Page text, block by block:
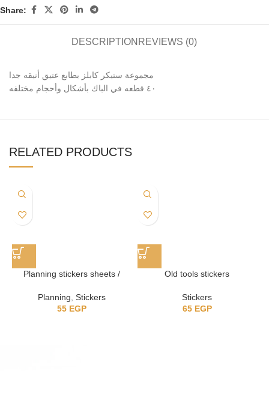
Share:
DESCRIPTION REVIEWS (0)
مجموعة ستيكر كابلز بطابع عتيق أنيقه جدا
٤٠ قطعه في الباك بأشكال وأحجام مختلفه
RELATED PRODUCTS
Planning stickers sheets /
Planning, Stickers
55 EGP
Old tools stickers
Stickers
65 EGP